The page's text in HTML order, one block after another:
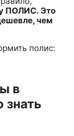
ПОЛИС. Это
чем
полис:
в
знать